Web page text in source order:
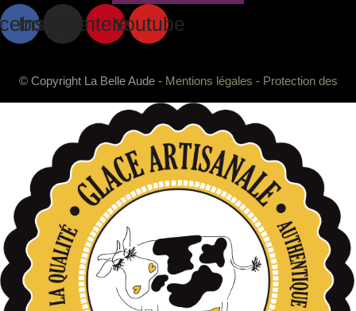
InstagramPinterestYoutube
© Copyright La Belle Aude - Mentions légales - Protection des
données